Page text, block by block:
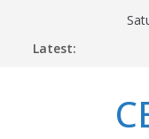
Latest: